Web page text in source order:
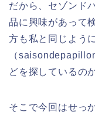
だから、セゾンド
品に興味があって
方も私と同じよう
（
どを探しているの
そこで今回はせっ